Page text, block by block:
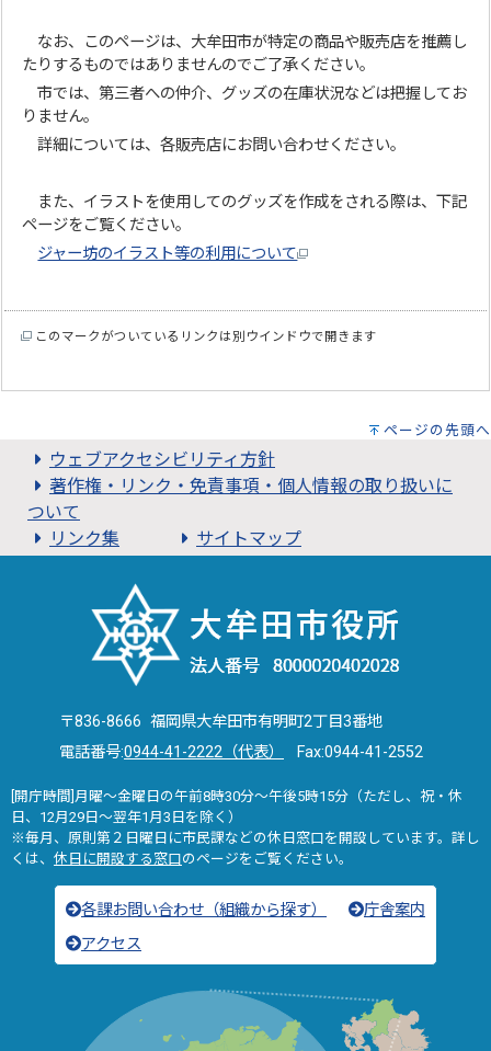
なお、このページは、大牟田市が特定の商品や販売店を推薦し
たりするものではありませんのでご了承ください。
市では、第三者への仲介、グッズの在庫状況などは把握してお
りません。
詳細については、各販売店にお問い合わせください。
また、イラストを使用してのグッズを作成をされる際は、下記
ページをご覧ください。
ジャー坊のイラスト等の利用について
このマークがついているリンクは別ウインドウで開きます
ページの先頭へ
ウェブアクセシビリティ方針
著作権・リンク・免責事項・個人情報の取り扱いに
ついて
リンク集
サイトマップ
〒836-8666 福岡県大牟田市有明町2丁目3番地
電話番号:0944-41-2222（代表） Fax:0944-41-2552
[開庁時間]月曜～金曜日の午前8時30分～午後5時15分（ただし、祝・休
日、12月29日～翌年1月3日を除く）
※毎月、原則第２日曜日に市民課などの休日窓口を開設しています。詳し
くは、 休日に開設する窓口のページをご覧ください。
各課お問い合わせ（組織から探す）
庁舎案内
アクセス